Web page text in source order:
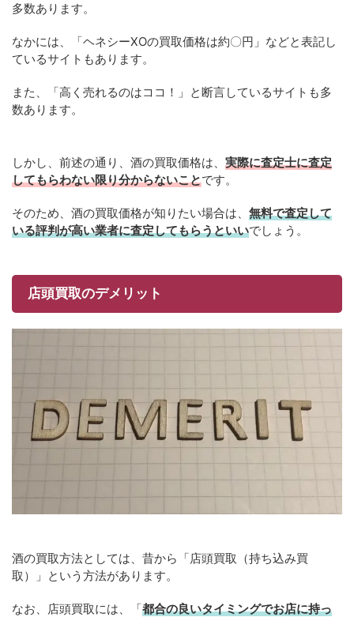
多数あります。
なかには、「ヘネシーXOの買取価格は約〇円」などと表記し
ているサイトもあります。
また、「高く売れるのはココ！」と断言しているサイトも多
数あります。
しかし、前述の通り、酒の買取価格は、 実際に査定士に査定
してもらわない限り分からないことです。
そのため、酒の買取価格が知りたい場合は、 無料で査定して
いる評判が高い業者に査定してもらうといいでしょう。
店頭買取のデメリット
酒の買取方法としては、昔から「店頭買取（持ち込み買
取）」という方法があります。
なお、店頭買取には、「都合の良いタイミングでお店に持っ